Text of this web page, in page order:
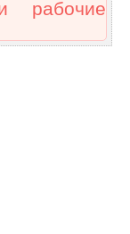
рабочие